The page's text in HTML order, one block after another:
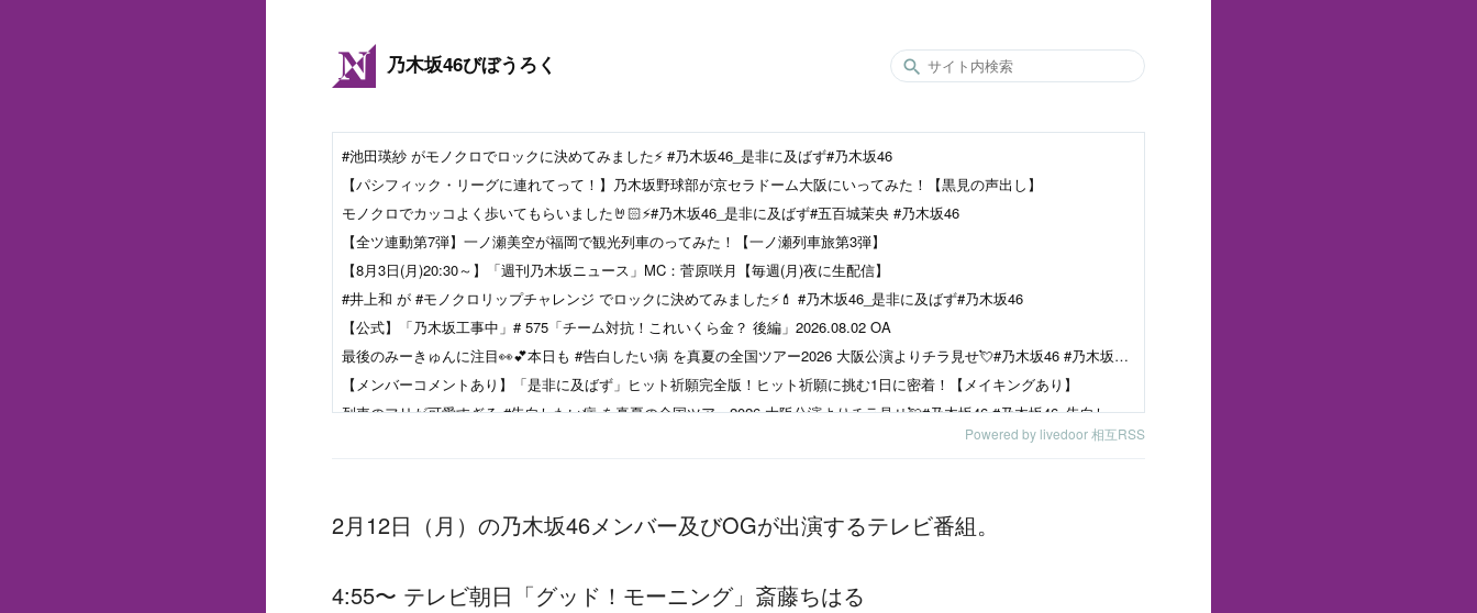
乃木坂46びぼうろく
#池田瑛紗 がモノクロでロックに決めてみました⚡️ #乃木坂46_是非に及ばず#乃木坂46
【パシフィック・リーグに連れてって！】乃木坂野球部が京セラドーム大阪にいってみた！【黒見の声出し】
モノクロでカッコよく歩いてもらいました🤘🏻⚡️#乃木坂46_是非に及ばず#五百城茉央 #乃木坂46
【全ツ連動第7弾】一ノ瀬美空が福岡で観光列車のってみた！【一ノ瀬列車旅第3弾】
【8月3日(月)20:30～】「週刊乃木坂ニュース」MC：菅原咲月【毎週(月)夜に生配信】
#井上和 が #モノクロリップチャレンジ でロックに決めてみました⚡️💄 #乃木坂46_是非に及ばず#乃木坂46
【公式】「乃木坂工事中」# 575「チーム対抗！これいくら金？ 後編」2026.08.02 OA
最後のみーきゅんに注目👀💕本日も #告白したい病 を真夏の全国ツアー2026 大阪公演よりチラ見せ💘#乃木坂46 #乃木坂46_告白したい病
【メンバーコメントあり】「是非に及ばず」ヒット祈願完全版！ヒット祈願に挑む1日に密着！【メイキングあり】
列車のフリが可愛すぎる #告白したい病 を真夏の全国ツアー2026 大阪公演よりチラ見せ💘#乃木坂46 #乃木坂46_告白したい病
乃木坂46 瀬戸口心月 創刊初のViViビューティーアンバサダー就任 切り開く無限の可能性【坂道の火曜日】
Powered by livedoor 相互RSS
2月12日（月）の乃木坂46メンバー及びOGが出演するテレビ番組。
4:55〜 テレビ朝日「グッド！モーニング」斎藤ちはる